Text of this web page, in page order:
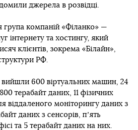
джерела в розвідці.
група компаній «Філанко» —
інтернету та хостингу, який
клієнтів, зокрема «Білайн»,
РФ.
вийшли 600 віртуальних машин, 24
терабайт даних, 11 фізичних
віддаленого моніторингу даних з
даних з сенсорів, пʼять
та 5 терабайт даних на них.